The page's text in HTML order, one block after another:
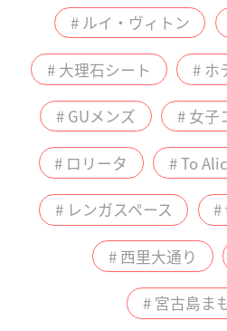
# ルイ・ヴィトン
# 大理石シート # ホ
# GUメンズ # 女子
# ロリータ # To
# レンガスペース #
# 西里大通り
# 宮古島ま